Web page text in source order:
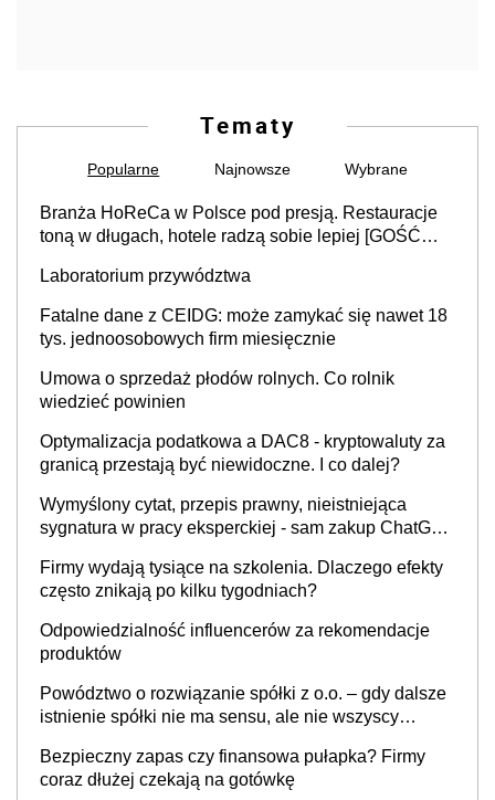
Tematy
Popularne Najnowsze Wybrane
Branża HoReCa w Polsce pod presją. Restauracje
toną w długach, hotele radzą sobie lepiej [GOŚĆ
Laboratorium przywództwa
Fatalne dane z CEIDG: może zamykać się nawet 18
tys. jednoosobowych firm miesięcznie
Umowa o sprzedaż płodów rolnych. Co rolnik
wiedzieć powinien
Optymalizacja podatkowa a DAC8 - kryptowaluty za
granicą przestają być niewidoczne. I co dalej?
Wymyślony cytat, przepis prawny, nieistniejąca
sygnatura w pracy eksperckiej - sam zakup ChatGPT
Firmy wydają tysiące na szkolenia. Dlaczego efekty
często znikają po kilku tygodniach?
Odpowiedzialność influencerów za rekomendacje
produktów
Powództwo o rozwiązanie spółki z o.o. – gdy dalsze
istnienie spółki nie ma sensu, ale nie wszyscy
Bezpieczny zapas czy finansowa pułapka? Firmy
coraz dłużej czekają na gotówkę